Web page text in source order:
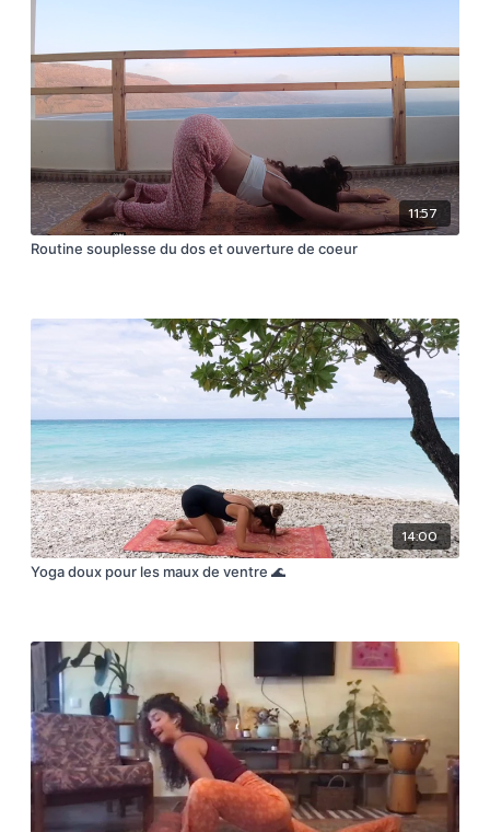
11:57
Routine souplesse du dos et ouverture de coeur
14:00
Yoga doux pour les maux de ventre 🌊